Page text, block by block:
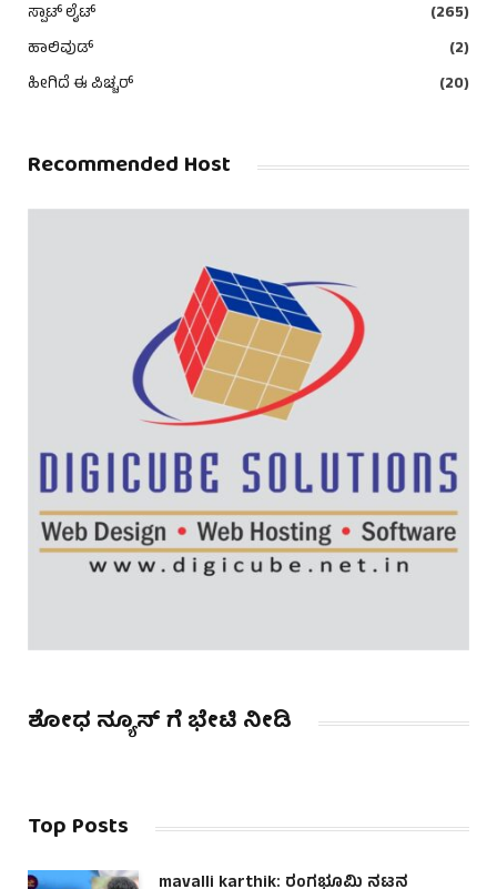
ಸ್ಪಾಟ್ ಲೈಟ್
(265)
ಹಾಲಿವುಡ್
(2)
ಹೀಗಿದೆ ಈ ಪಿಚ್ಚರ್
(20)
Recommended Host
ಶೋಧ ನ್ಯೂಸ್ ಗೆ ಭೇಟಿ ನೀಡಿ
Top Posts